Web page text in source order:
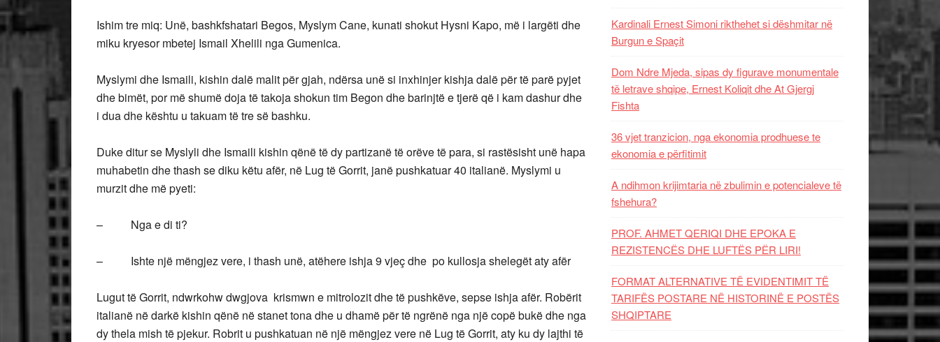
Ishim tre miq: Unë, bashkfshatari Begos, Myslym Cane, kunati shokut Hysni Kapo, më i largëti dhe
miku kryesor mbetej Ismail Xhelili nga Gumenica.
Myslymi dhe Ismaili, kishin dalë malit për gjah, ndërsa unë si inxhinjer kishja dalë për të parë pyjet
dhe bimët, por më shumë doja të takoja shokun tim Begon dhe barinjtë e tjerë që i kam dashur dhe
i dua dhe kështu u takuam të tre së bashku.
Duke ditur se Myslyli dhe Ismaili kishin qënë të dy partizanë të orëve të para, si rastësisht unë hapa
muhabetin dhe thash se diku këtu afër, në Lug të Gorrit, janë pushkatuar 40 italianë. Myslymi u
murzit dhe më pyeti:
– Nga e di ti?
– Ishte një mëngjez vere, i thash unë, atëhere ishja 9 vjeç dhe po kullosja shelegët aty afër
Lugut të Gorrit, ndwrkohw dwgjova krismwn e mitrolozit dhe të pushkëve, sepse ishja afër. Robërit
italianë në darkë kishin qënë në stanet tona dhe u dhamë për të ngrënë nga një copë bukë dhe nga
dy thela mish të pjekur. Robrit u pushkatuan në një mëngjez vere në Lug të Gorrit, aty ku dy lajthi të
Kardinali Ernest Simoni rikthehet si dëshmitar në
Burgun e Spaçit
Dom Ndre Mjeda, sipas dy figurave monumentale
të letrave shqipe, Ernest Koliqit dhe At Gjergj
Fishta
36 vjet tranzicion, nga ekonomia prodhuese te
ekonomia e përfitimit
A ndihmon krijimtaria në zbulimin e potencialeve të
fshehura?
PROF. AHMET QERIQI DHE EPOKA E
REZISTENCЁS DHE LUFTЁS PЁR LIRI!
FORMAT ALTERNATIVE TË EVIDENTIMIT TË
TARIFËS POSTARE NË HISTORINË E POSTËS
SHQIPTARE